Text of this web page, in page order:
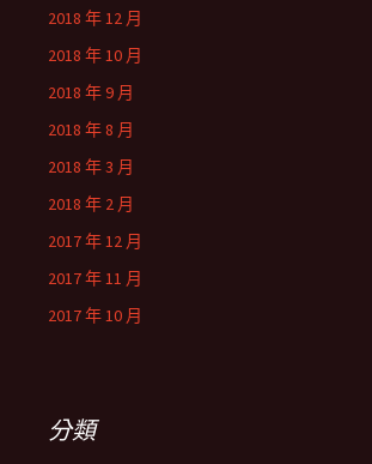
2018 年 12 月
2018 年 10 月
2018 年 9 月
2018 年 8 月
2018 年 3 月
2018 年 2 月
2017 年 12 月
2017 年 11 月
2017 年 10 月
分類